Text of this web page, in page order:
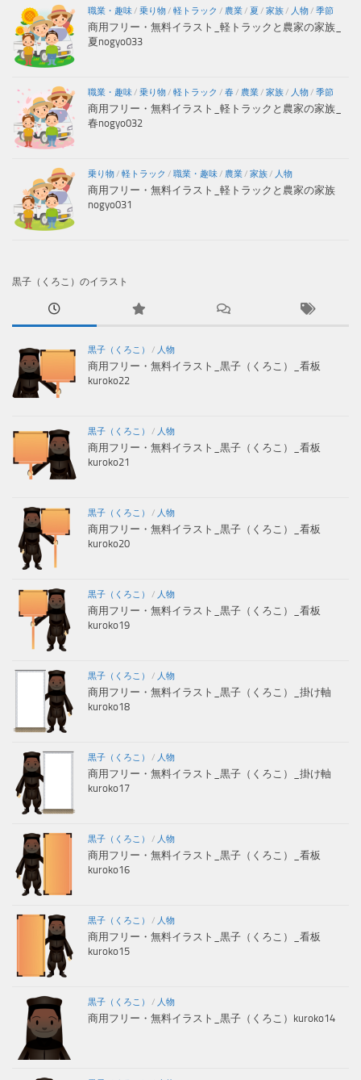
職業・趣味/ 乗り物/ 軽トラック / 農業/ 夏 / 家族/ 人物/ 季節
商用フリー・無料イラスト_軽トラックと農家の家族_
夏nogyo033
職業・趣味/ 乗り物/ 軽トラック / 春/ 農業/ 家族/ 人物/ 季節
商用フリー・無料イラスト_軽トラックと農家の家族_
春nogyo032
乗り物/ 軽トラック / 職業・趣味/ 農業/ 家族/ 人物
商用フリー・無料イラスト_軽トラックと農家の家族
nogyo031
黒子（くろこ）のイラスト
黒子（くろこ） / 人物
商用フリー・無料イラスト_黒子（くろこ）_看板
kuroko22
黒子（くろこ） / 人物
商用フリー・無料イラスト_黒子（くろこ）_看板
kuroko21
黒子（くろこ） / 人物
商用フリー・無料イラスト_黒子（くろこ）_看板
kuroko20
黒子（くろこ） / 人物
商用フリー・無料イラスト_黒子（くろこ）_看板
kuroko19
黒子（くろこ） / 人物
商用フリー・無料イラスト_黒子（くろこ）_掛け軸
kuroko18
黒子（くろこ） / 人物
商用フリー・無料イラスト_黒子（くろこ）_掛け軸
kuroko17
黒子（くろこ） / 人物
商用フリー・無料イラスト_黒子（くろこ）_看板
kuroko16
黒子（くろこ） / 人物
商用フリー・無料イラスト_黒子（くろこ）_看板
kuroko15
黒子（くろこ） / 人物
商用フリー・無料イラスト_黒子（くろこ）kuroko14